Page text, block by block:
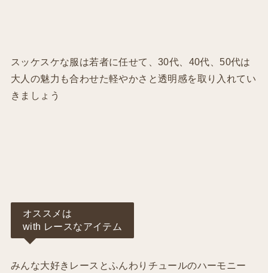
スッケスケな服は若者に任せて、30代、40代、50代は
大人の魅力も合わせた軽やかさと透明感を取り入れてい
きましょう
オススメは
with レースなアイテム
みんな大好きレースとふんわりチュールのハーモニー